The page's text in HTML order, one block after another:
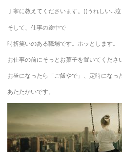
丁寧に教えてくださいます。((うれしい…泣
そして、仕事の途中で
時折笑いのある職場です。ホッとします。
お仕事の前にそっとお菓子を置いてくださ
お昼になったら「ご飯やで」、定時になっ
あたたかいです。